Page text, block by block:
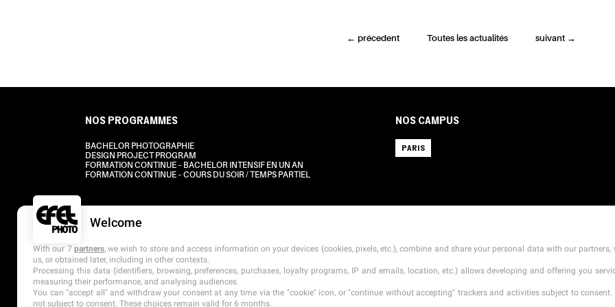
← précedent Toutes les actualités suivant →
NOS PROGRAMMES
BACHELOR PHOTOGRAPHIE
DESIGN PROJECT PROGRAM
FORMATION CONTINUE – BACHELOR INTENSIF EN UN AN
FORMATION CONTINUE – COURS DU SOIR / TEMPS PARTIEL
NOS CAMPUS
PARIS
CONTACT MENTIONS LÉGALES TARIFS CGI
Welcome
With our 7 partners, we wish to store and access information on your devices (cookies, pixels, etc.), combine and share your personal data with our
us, or obtained later, including in other contexts.
Processing this data (identifiers, browsing, preferences, purchases, loyalty programs, IP and emails, location, etc.) allows developing and offering you
measuring their performance, and analysing audiences.
You can "accept all" and withdraw your consent at any time via the "cookie" icon, or "continue without accepting" trackers and activities subject to
not subject to consent. These choices remain valid for 6 months.